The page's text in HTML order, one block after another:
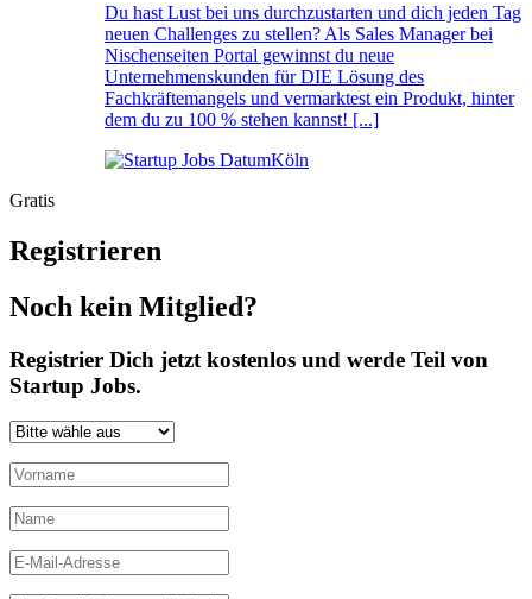
Du hast Lust bei uns durchzustarten und dich jeden Tag
neuen Challenges zu stellen? Als Sales Manager bei
Nischenseiten Portal gewinnst du neue
Unternehmenskunden für DIE Lösung des
Fachkräftemangels und vermarktest ein Produkt, hinter
dem du zu 100 % stehen kannst! [...]
Köln
Gratis
Registrieren
Noch kein Mitglied?
Registrier Dich jetzt kostenlos und werde Teil von
Startup Jobs.